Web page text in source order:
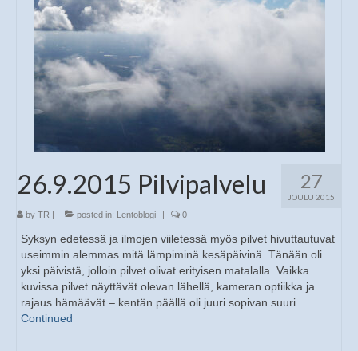
27
JOULU 2015
26.9.2015 Pilvipalvelu
by TR posted in: Lentoblogi 0
Syksyn edetessä ja ilmojen viiletessä myös pilvet hivuttautuvat
useimmin alemmas mitä lämpiminä kesäpäivinä. Tänään oli
yksi päivistä, jolloin pilvet olivat erityisen matalalla. Vaikka
kuvissa pilvet näyttävät olevan lähellä, kameran optiikka ja
rajaus hämäävät – kentän päällä oli juuri sopivan suuri …
Continued